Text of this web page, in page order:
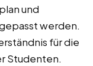
und
werden.
für die
Studenten.